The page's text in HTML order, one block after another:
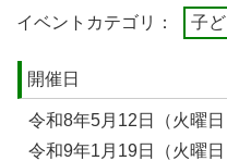
イベントカテゴリ： 子
開催日
令和8年5月12日（火曜日
令和9年1月19日（火曜